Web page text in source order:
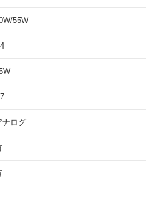
55W
ナログ